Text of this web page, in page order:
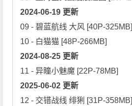
2024-06-19 更新
09 - 碧蓝航线 大风 [40P-325MB]
2024-08-25 更新
2025-06-02 更新